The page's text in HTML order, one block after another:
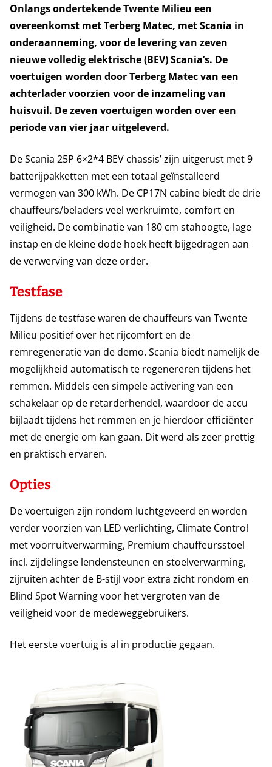
Onlangs ondertekende Twente Milieu een
overeenkomst met Terberg Matec, met Scania in
onderaanneming, voor de levering van zeven
nieuwe volledig elektrische (BEV) Scania’s. De
voertuigen worden door Terberg Matec van een
achterlader voorzien voor de inzameling van
huisvuil. De zeven voertuigen worden over een
periode van vier jaar uitgeleverd.
De Scania 25P 6×2*4 BEV chassis’ zijn uitgerust met 9
batterijpakketten met een totaal geïnstalleerd
vermogen van 300 kWh. De CP17N cabine biedt de drie
chauffeurs/beladers veel werkruimte, comfort en
veiligheid. De combinatie van 180 cm stahoogte, lage
instap en de kleine dode hoek heeft bijgedragen aan
de verwerving van deze order.
Testfase
Tijdens de testfase waren de chauffeurs van Twente
Milieu positief over het rijcomfort en de
remregeneratie van de demo. Scania biedt namelijk de
mogelijkheid automatisch te regenereren tijdens het
remmen. Middels een simpele activering van een
schakelaar op de retarderhendel, waardoor de accu
bijlaadt tijdens het remmen en je hierdoor efficiënter
met de energie om kan gaan. Dit werd als zeer prettig
en praktisch ervaren.
Opties
De voertuigen zijn rondom luchtgeveerd en worden
verder voorzien van LED verlichting, Climate Control
met voorruitverwarming, Premium chauffeursstoel
incl. zijdelingse lendensteunen en stoelverwarming,
zijruiten achter de B-stijl voor extra zicht rondom en
Blind Spot Warning voor het vergroten van de
veiligheid voor de medeweggebruikers.
Het eerste voertuig is al in productie gegaan.